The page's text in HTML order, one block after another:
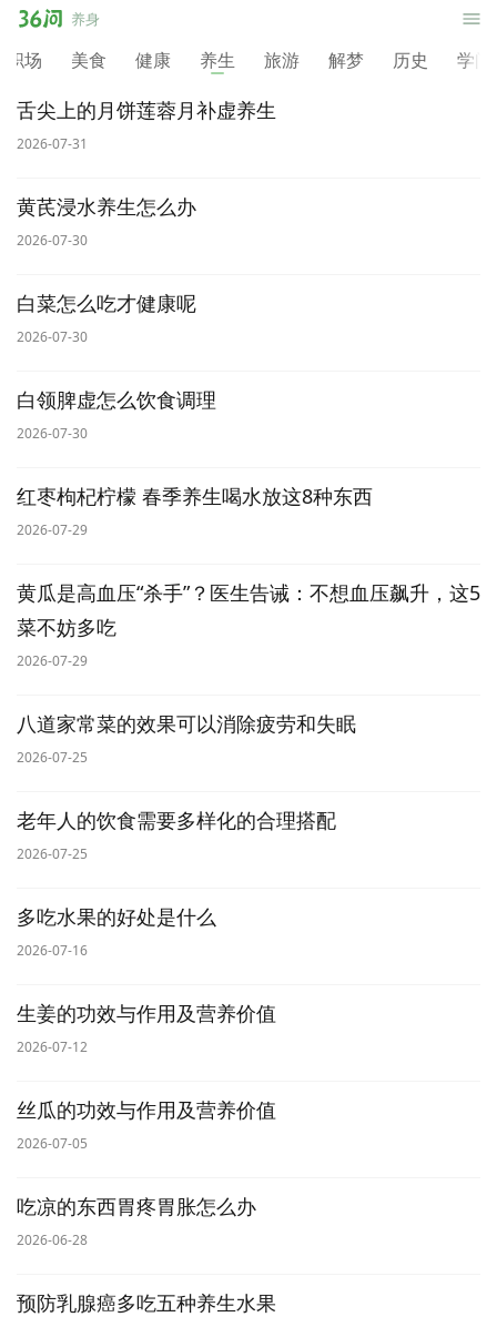
养
身
36
问
养身
职场 美食 健康 养生 旅游 解梦 历史 学问
舌尖上的月饼莲蓉月补虚养生
2026-07-31
黄芪浸水养生怎么办
2026-07-30
白菜怎么吃才健康呢
2026-07-30
白领脾虚怎么饮食调理
2026-07-30
红枣枸杞柠檬 春季养生喝水放这8种东西
2026-07-29
黄瓜是高血压“杀手”？医生告诫：不想血压飙升，这5
菜不妨多吃
2026-07-29
八道家常菜的效果可以消除疲劳和失眠
2026-07-25
老年人的饮食需要多样化的合理搭配
2026-07-25
多吃水果的好处是什么
2026-07-16
生姜的功效与作用及营养价值
2026-07-12
丝瓜的功效与作用及营养价值
2026-07-05
吃凉的东西胃疼胃胀怎么办
2026-06-28
预防乳腺癌多吃五种养生水果